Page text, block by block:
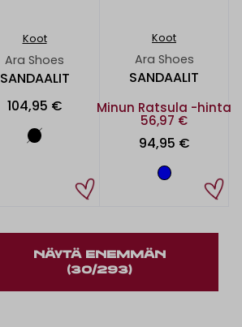
Koot
Ara Shoes
SANDAALIT
104,95 €
Koot
Ara Shoes
SANDAALIT
Minun Ratsula -hinta
56,97 €
94,95 €
NÄYTÄ ENEMMÄN
(30/293)